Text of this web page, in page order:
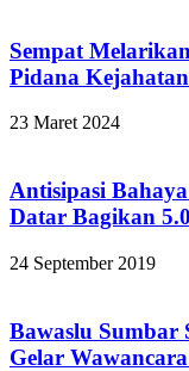
Sempat
Pidana
23 Maret 2024
Antisipasi
Datar Bagikan
24 September 2019
Bawaslu Sumbar
Gelar